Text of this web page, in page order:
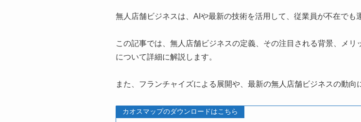
無人店舗ビジネスは、AIや最新の技術を活用して、従業員が不在でも
この記事では、無人店舗ビジネスの定義、その注目される背景、メ
について詳細に解説します。
また、フランチャイズによる展開や、最新の無人店舗ビジネスの動向
カオスマップのダウンロードはこちら